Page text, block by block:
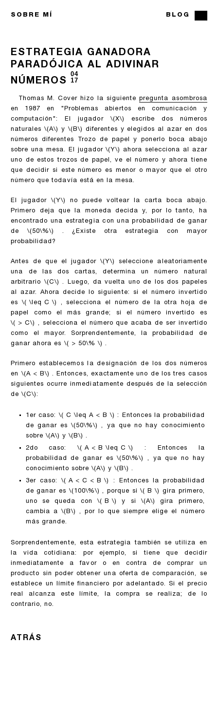
SOBRE MÍ BLOG
ESTRATEGIA GANADORA
PARADÓJICA AL ADIVINAR
NÚMEROS
04
17
Thomas M. Cover hizo la siguientepregunta asombrosa
en 1987 en "Problemas abiertos en comunicación y
computación": El jugador \(X\)
escribe dos números
naturales\(A\) y \(B\)
diferentes y elegidos al azar en dos
números diferentes Trozo de papel y ponerlo boca abajo
sobre una mesa. El jugador\(Y\)
ahora selecciona al azar
uno de estos trozos de papel, ve el número y ahora tiene
que decidir si este número es menor o mayor que el otro
número que todavía está en la mesa.
El jugador\(Y\)
no puede voltear la carta boca abajo.
Primero deja que la moneda decida y, por lo tanto, ha
encontrado una estrategia con una probabilidad de ganar
de \(50\%\)
. ¿Existe otra estrategia con mayor
probabilidad?
Antes de que el jugador\(Y\)
seleccione aleatoriamente
una de las dos cartas, determina un número natural
arbitrario \(C\)
. Luego, da vuelta uno de los dos papeles
al azar. Ahora decide lo siguiente: si el número invertido
es \( \leq C \)
, selecciona el número de la otra hoja de
papel como el más grande; si el número invertido es
\( > C\)
, selecciona el número que acaba de ser invertido
como el mayor. Sorprendentemente, la probabilidad de
ganar ahora es \( > 50\% \) .
Primero establecemos la designación de los dos números
en \(A < B\) . Entonces, exactamente uno de los tres casos
siguientes ocurre inmediatamente después de la selección
de\(C\):
1er caso: \( C \leq A < B \) : Entonces la probabilidad
de ganar es\(50\%\)
, ya que no hay conocimiento
sobre \(A\) y \(B\) .
2do caso:\( A < B \leq C \)
: Entonces la
probabilidad de ganar es\(50\%\)
, ya que no hay
conocimiento sobre \(A\) y \(B\) .
3er caso:\( A < C < B \)
: Entonces la probabilidad
de ganar es \(100\%\) , porque si\( B \)
gira primero,
uno se queda con \( B \) y si \(A\)
gira primero,
cambia a \(B\)
, por lo que siempre elige el número
más grande.
Sorprendentemente, esta estrategia también se utiliza en
la vida cotidiana: por ejemplo, si tiene que decidir
inmediatamente a favor o en contra de comprar un
producto sin poder obtener una oferta de comparación, se
establece un límite financiero por adelantado. Si el precio
real alcanza este límite, la compra se realiza; de lo
contrario, no.
ATRÁS